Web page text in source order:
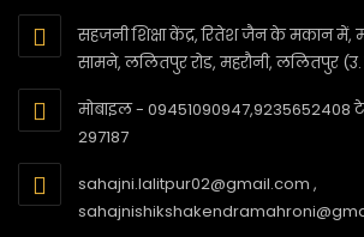
सहजनी शिक्षा केंद्र, रितेश जैन के मकान में,
सामने, ललितपुर रोड, महरौनी, ललितपुर (उ.
मोबाइल - 09451090947,9235652408
297187
sahajni.lalitpur02@gmail.com ,